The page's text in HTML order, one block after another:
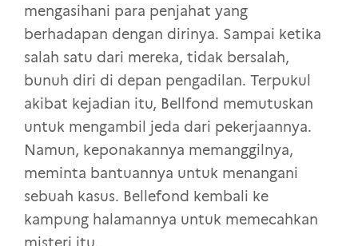
mengasihani para penjahat yang
berhadapan dengan dirinya. Sampai ketika
salah satu dari mereka, tidak bersalah,
bunuh diri di depan pengadilan. Terpukul
akibat kejadian itu, Bellfond memutuskan
untuk mengambil jeda dari pekerjaannya.
Namun, keponakannya memanggilnya,
meminta bantuannya untuk menangani
sebuah kasus. Bellefond kembali ke
kampung halamannya untuk memecahkan